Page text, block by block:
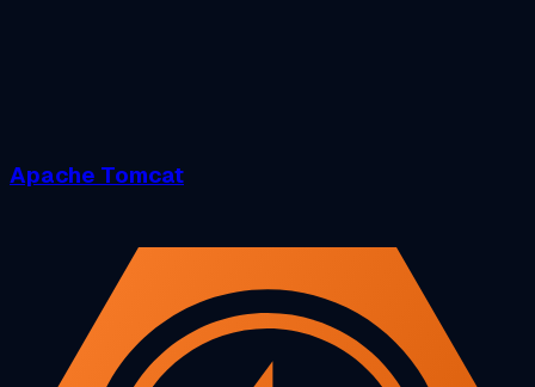
Apache Tomcat